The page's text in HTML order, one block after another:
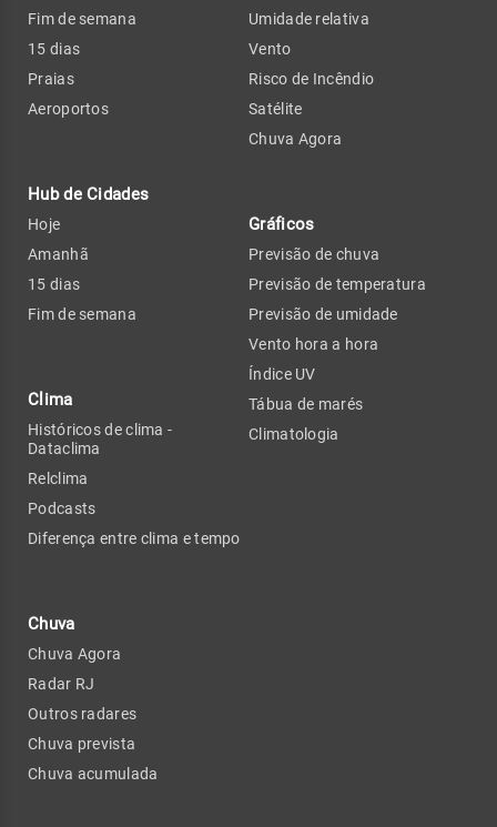
Fim de semana
15 dias
Praias
Aeroportos
Hub de Cidades
Hoje
Amanhã
15 dias
Fim de semana
Clima
Históricos de clima -
Dataclima
Relclima
Podcasts
Diferença entre clima e tempo
Chuva
Chuva Agora
Radar RJ
Outros radares
Chuva prevista
Chuva acumulada
Umidade relativa
Vento
Risco de Incêndio
Satélite
Chuva Agora
Gráficos
Previsão de chuva
Previsão de temperatura
Previsão de umidade
Vento hora a hora
Índice UV
Tábua de marés
Climatologia